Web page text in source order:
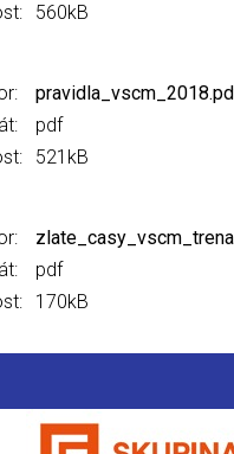
560kB
pdf
521kB
pdf
170kB